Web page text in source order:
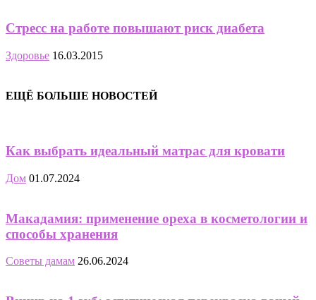
Стресс на работе повышают риск диабета
Здоровье 16.03.2015
ЕЩЁ БОЛЬШЕ НОВОСТЕЙ
Как выбрать идеальный матрас для кровати
Дом 01.07.2024
Макадамия: применение ореха в косметологии и
способы хранения
Советы дамам 26.06.2024